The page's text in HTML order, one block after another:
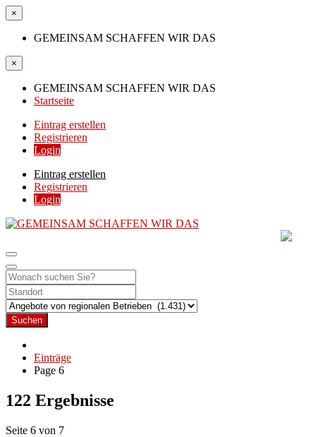
×
GEMEINSAM SCHAFFEN WIR DAS
×
GEMEINSAM SCHAFFEN WIR DAS
Startseite
Eintrag erstellen
Registrieren
Login
Eintrag erstellen
Registrieren
Login
Suchen
Einträge
Page 6
122 Ergebnisse
Seite 6 von 7